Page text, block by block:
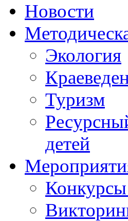
Новости
Экология
Туризм
детей